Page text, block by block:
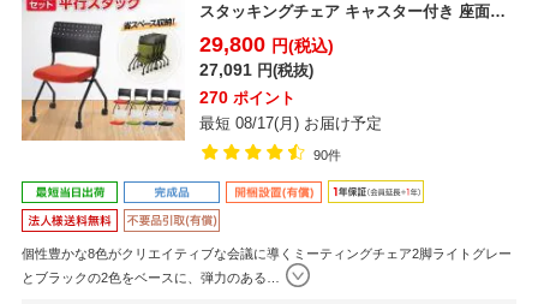
スタッキングチェア キャスター付き 座面ク
ッション 幅5...
29,800 円(税込)
27,091 円(税抜)
270 ポイント
最短 08/17(月) お届け予定
90件
個性豊かな8色がクリエイティブな会議に導くミーティングチェア2脚ライトグレー
とブラックの2色をベースに、弾力のある…